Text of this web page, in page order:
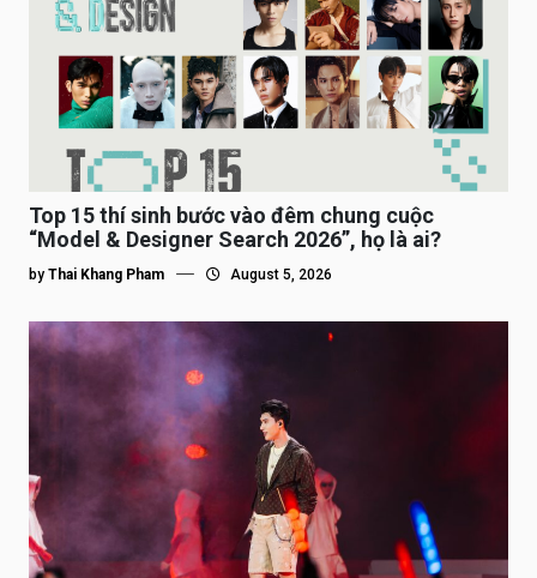
Top 15 thí sinh bước vào đêm chung cuộc
“Model & Designer Search 2026”, họ là ai?
by Thai Khang Pham August 5, 2026